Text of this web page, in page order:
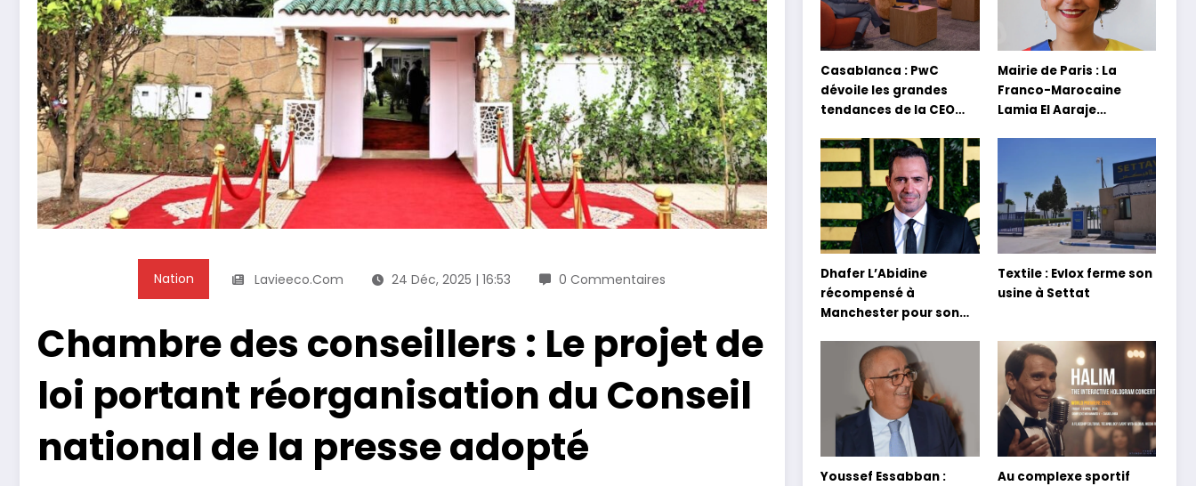
Nation Lavieeco.com 24 Déc, 2025 | 16:53 0 Commentaires
Chambre des conseillers : Le projet de
loi portant réorganisation du Conseil
national de la presse adopté
Casablanca : PwC
dévoile les grandes
tendances de la CEO
Mairie de Paris : La
Franco-Marocaine
Lamia El Aaraje
Dhafer L’Abidine
récompensé à
Manchester pour son
Textile : Evlox ferme son
usine à Settat
Youssef Essabban :
Au complexe sportif